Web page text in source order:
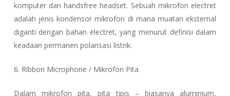
komputer dan handsfree headset. Sebuah mikrofon electret
adalah jenis kondensor mikrofon di mana muatan eksternal
diganti dengan bahan electret, yang menurut definisi dalam
keadaan permanen polarisasi listrik.
6. Ribbon Microphone / Mikrofon Pita
Dalam mikrofon pita, pita tipis – biasanya aluminium,